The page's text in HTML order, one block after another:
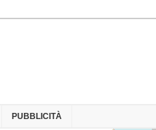
PUBBLICITÀ